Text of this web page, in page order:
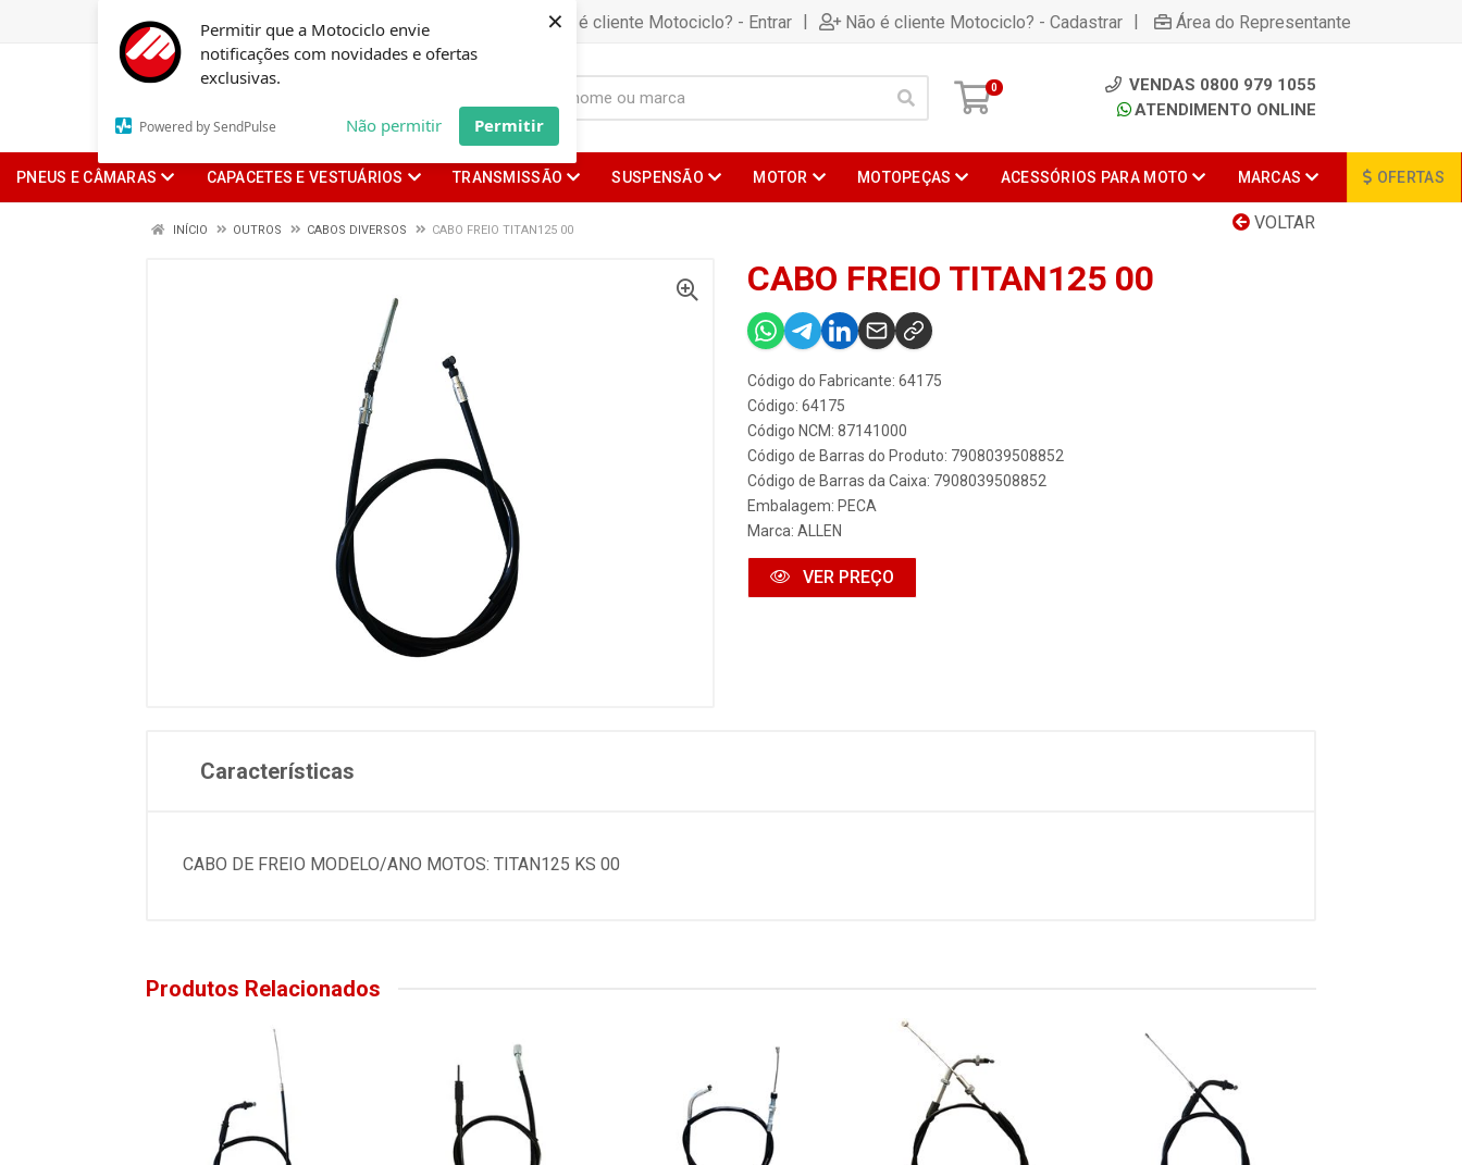
Permitir que a Motociclo envie
notificações com novidades e ofertas
exclusivas.
Powered by SendPulse Não permitir Permitir
×Já é cliente Motociclo? - Entrar | Não é cliente Motociclo? - Cadastrar | Área do Representante
0
VENDAS 0800 979 1055
ATENDIMENTO ONLINE
PNEUS E CÂMARAS CAPACETES E VESTUÁRIOS TRANSMISSÃO SUSPENSÃO MOTOR MOTOPEÇAS ACESSÓRIOS PARA MOTO MARCAS OFERTAS
VOLTAR
INÍCIO OUTROS CABOS DIVERSOS CABO FREIO TITAN125 00
CABO FREIO TITAN125 00
Código do Fabricante: 64175
Código: 64175
Código NCM: 87141000
Código de Barras do Produto: 7908039508852
Código de Barras da Caixa: 7908039508852
Embalagem: PECA
Marca: ALLEN
VER PREÇO
Características
CABO DE FREIO MODELO/ANO MOTOS: TITAN125 KS 00
Produtos Relacionados